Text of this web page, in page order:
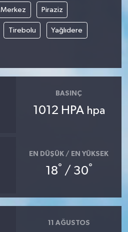
Merkez Piraziz
Tirebolu Yağlıdere
BASINÇ
1012 HPA hpa
EN DÜŞÜK / EN YÜKSEK
18° / 30°
11 AĞUSTOS